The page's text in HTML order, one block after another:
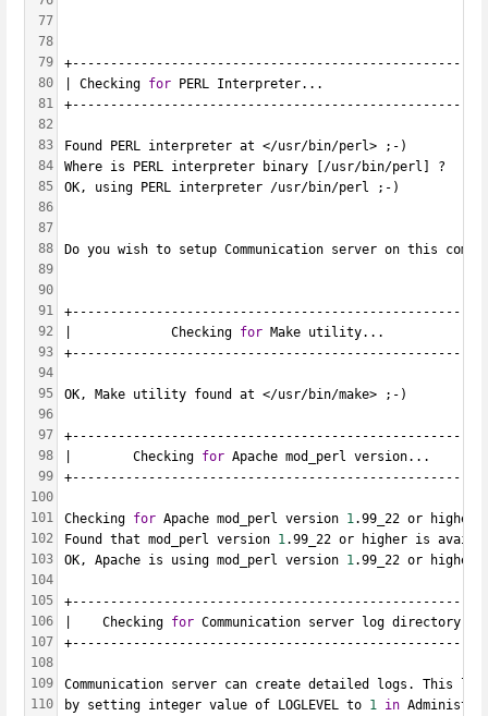
77
78
79
80
81
82
83
84
85
86
87
88
89
90
91
92
93
94
95
96
97
98
99
100
101
102
103
104
105
106
107
108
109
110
| Checking for PERL Interpreter...
Found PERL interpreter at </usr/bin/perl> ;-)
Where is PERL interpreter binary [/usr/bin/perl] ?
OK, using PERL interpreter /usr/bin/perl ;-)
Do you wish to setup Communication server on this
|             Checking for Make utility...
OK, Make utility found at </usr/bin/make> ;-)
|        Checking for Apache mod_perl version...
Checking for Apache mod_perl version 1.99_22 or higher
Found that mod_perl version 1.99_22 or higher is
OK, Apache is using mod_perl version 1.99_22 or higher
|    Checking for Communication server log
Communication server can create detailed logs. This
by setting integer value of LOGLEVEL to 1 in